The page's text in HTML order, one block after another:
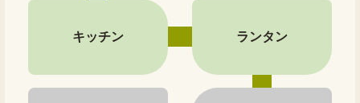
キッチン ランタン